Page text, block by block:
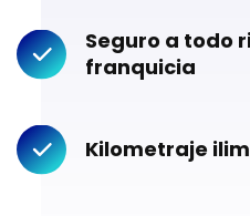
Seguro a todo
franquicia
Kilometraje